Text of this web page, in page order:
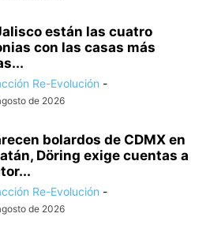
están las cuatro
con las casas más
Re-Evolución -
de 2026
bolardos de CDMX en
Döring exige cuentas a
Re-Evolución -
de 2026